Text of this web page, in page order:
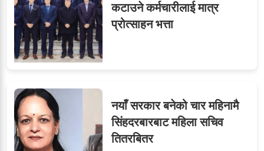
कटाउने कर्मचारीलाई मात्र
प्रोत्साहन भत्ता
नयाँ सरकार बनेको चार महिनामै
सिंहदरबारबाट महिला सचिव
तितरबितर